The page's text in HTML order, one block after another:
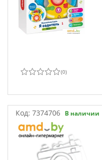
(0)
Код: 7374706 В наличии